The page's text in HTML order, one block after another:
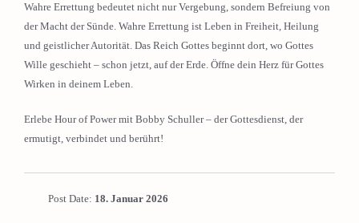
Wahre Errettung bedeutet nicht nur Vergebung, sondern Befreiung von
der Macht der Sünde. Wahre Errettung ist Leben in Freiheit, Heilung
und geistlicher Autorität. Das Reich Gottes beginnt dort, wo Gottes
Wille geschieht – schon jetzt, auf der Erde. Öffne dein Herz für Gottes
Wirken in deinem Leben.
Erlebe Hour of Power mit Bobby Schuller – der Gottesdienst, der
ermutigt, verbindet und berührt!
Post Date: 18. Januar 2026